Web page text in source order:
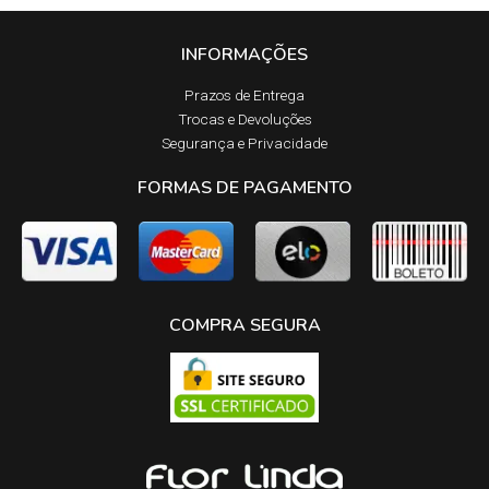
INFORMAÇÕES
Prazos de Entrega​
Trocas e Devoluções​
Segurança e Privacidade
FORMAS DE PAGAMENTO
COMPRA SEGURA